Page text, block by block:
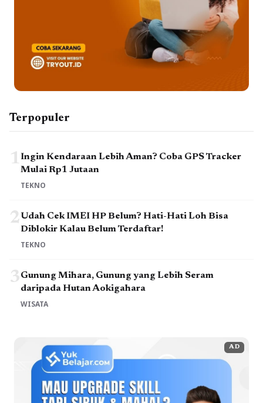
Terpopuler
1Ingin Kendaraan Lebih Aman? Coba GPS Tracker
Mulai Rp1 Jutaan
TEKNO
2Udah Cek IMEI HP Belum? Hati-Hati Loh Bisa
Diblokir Kalau Belum Terdaftar!
TEKNO
3Gunung Mihara, Gunung yang Lebih Seram
daripada Hutan Aokigahara
WISATA
AD